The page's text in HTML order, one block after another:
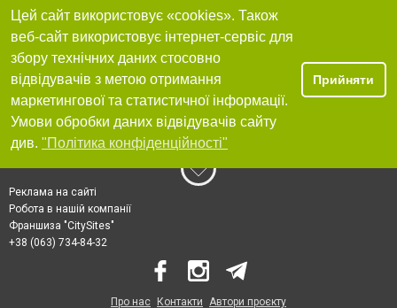
Цей сайт використовує «cookies». Також
веб-сайт використовує інтернет-сервіс для
збору технічних даних стосовно
відвідувачів з метою отримання
маркетингової та статистичної інформації.
Умови обробки даних відвідувачів сайту
див. "Політика конфіденційності"
Прийняти
Реклама на сайті
Робота в нашій компанії
Франшиза "CitySites"
+38 (063) 734-84-32
Про нас Контакти Автори проєкту